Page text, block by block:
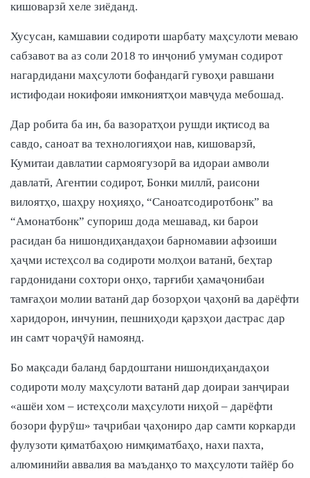
кишоварзӣ хеле зиёданд.
Хусусан, камшавии содироти шарбату маҳсулоти меваю
сабзавот ва аз соли 2018 то инҷониб умуман содирот
нагардидани маҳсулоти бофандагӣ гувоҳи равшани
истифодаи нокифояи имкониятҳои мавҷуда мебошад.
Дар робита ба ин, ба вазоратҳои рушди иқтисод ва
савдо, саноат ва технологияҳои нав, кишоварзӣ,
Кумитаи давлатии сармоягузорӣ ва идораи амволи
давлатӣ, Агентии содирот, Бонки миллӣ, раисони
вилоятҳо, шаҳру ноҳияҳо, “Саноатсодиротбонк” ва
“Амонатбонк” супориш дода мешавад, ки барои
расидан ба нишондиҳандаҳои барномавии афзоиши
ҳаҷми истеҳсол ва содироти молҳои ватанӣ, беҳтар
гардонидани сохтори онҳо, тарғиби ҳамаҷонибаи
тамғаҳои молии ватанӣ дар бозорҳои ҷаҳонӣ ва дарёфти
харидорон, инчунин, пешниҳоди қарзҳои дастрас дар
ин самт чораҷӯӣ намоянд.
Бо мақсади баланд бардоштани нишондиҳандаҳои
содироти молу маҳсулоти ватанӣ дар доираи занҷираи
«ашёи хом – истеҳсоли маҳсулоти ниҳоӣ – дарёфти
бозори фурӯш» таҷрибаи ҷаҳониро дар самти коркарди
фулузоти қиматбаҳою нимқиматбаҳо, нахи пахта,
алюминийи аввалия ва маъданҳо то маҳсулоти тайёр бо